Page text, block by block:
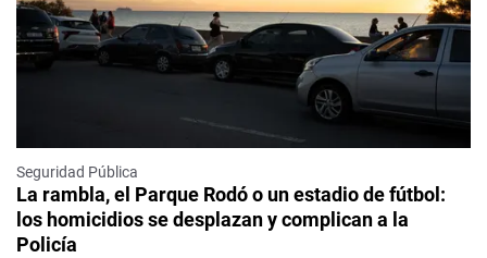
Seguridad Pública
La rambla, el Parque Rodó o un estadio de fútbol:
los homicidios se desplazan y complican a la
Policía